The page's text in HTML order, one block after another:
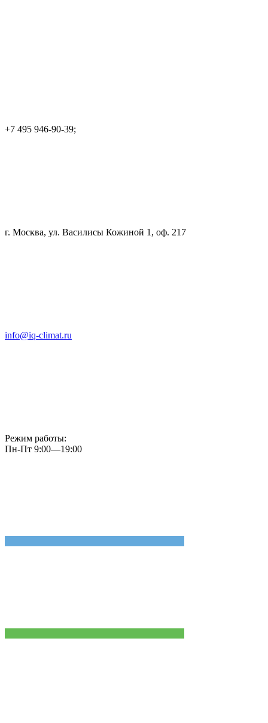
+7 495 946-90-39;
г. Москва, ул. Василисы Кожиной 1, оф. 217
info@iq-climat.ru
Режим работы:
Пн-Пт 9:00—19:00